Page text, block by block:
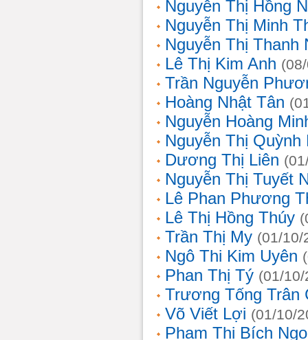
Nguyễn Thị Hồng
Nguyễn Thị Minh
Nguyễn Thị Thanh
Lê Thị Kim Anh
Trần Nguyễn
Hoàng Nhật Tân
Nguyễn Hoàng
Nguyễn Thị Quỳnh
Dương Thị Liên
Nguyễn Thị Tuyết
Lê Phan Phương
Lê Thị Hồng Thúy
Trần Thị My (01/10/
Ngô Thi Kim Uyên
Phan Thị Tý (01/
Trương Tống Trân
Võ Viết Lợi (01/10/
Phạm Thị Bích